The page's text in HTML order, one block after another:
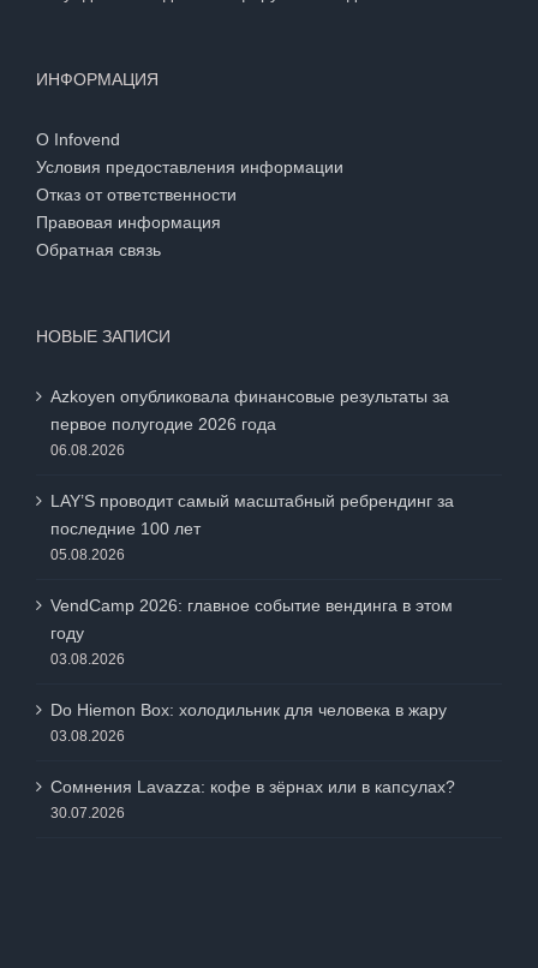
ИНФОРМАЦИЯ
О Infovend
Условия предоставления информации
Отказ от ответственности
Правовая информация
Обратная связь
НОВЫЕ ЗАПИСИ
Azkoyen опубликовала финансовые результаты за
первое полугодие 2026 года
06.08.2026
LAY’S проводит самый масштабный ребрендинг за
последние 100 лет
05.08.2026
VendCamp 2026: главное событие вендинга в этом
году
03.08.2026
Do Hiemon Box: холодильник для человека в жару
03.08.2026
Сомнения Lavazza: кофе в зёрнах или в капсулах?
30.07.2026